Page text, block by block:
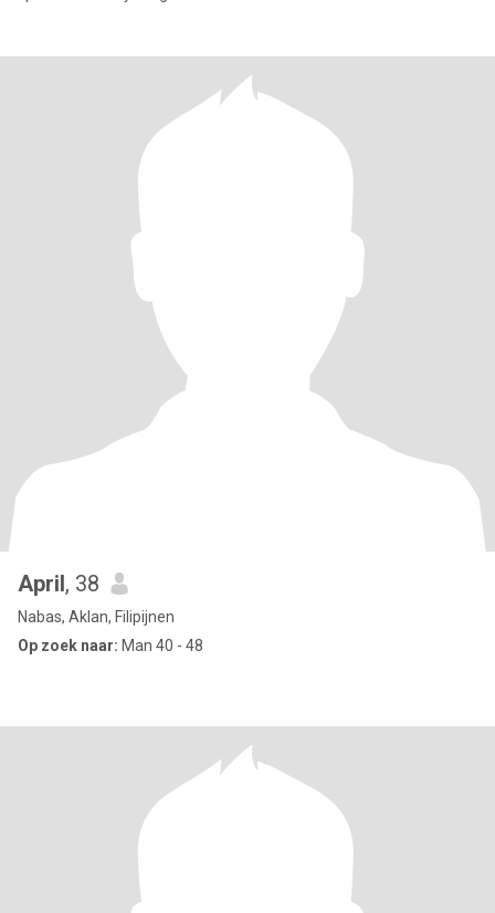
April, 38
Nabas, Aklan, Filipijnen
Op zoek naar: Man 40 - 48